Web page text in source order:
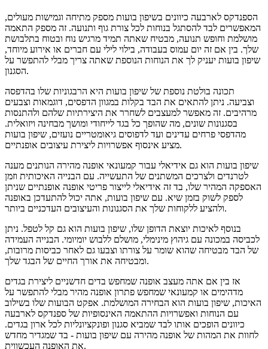
הספנדקס לארבעה כיוונים בשיפון בועות מספק מתיחה וגמישות מעולים,
המאפשרים לבד להסתגל בנוחות לכל צורת גוף ותנועה. זה מספק התאמה
מושלמת וחופש תנועה, מבטיח שאתה תמיד מרגיש נוח ובטוח בתלבושת
שלך. בין אם זה יום עמוס בעבודה, בילוי לילי עם חברים או אירוע מיוחד,
שיפון בועות יעניק לך את הנוחות הנוספת שאתה צריך מבלי להתפשר על
הסגנון.
תכונה בולטת נוספת של שיפון בועות היא הרבגוניות שלו בהדפסה
וצביעה. ניתן להתאים את הבד בקלות במגוון הדפסים, דוגמאות וצבעים
מרהיבים. זה מאפשר למעצבים לשחרר את היצירתיות שלהם ולהתנסות
בסגנונות שונים, מה שהופך כל בגד לייחודי ומושך מבחינה ויזואלית.
מהדפסי פרחים עדינים ועד לדפוסים גיאומטריים נועזים, שיפון בועות
מציע אינסוף אפשרויות ליצירת עיצובים אופנתיים.
שיפון בועות הוא גם אידיאלי עבור קמעונאי אופנה מהירה הנותנים מענה
לטרנדים ולצרכים המשתנים של התעשייה. עם הבנייה האיכותית וזמן
האספקה ​​המהיר שלו, בד זה אידיאלי לייצור פריטי אופנה אופנתיים שניתן
לספק לשוק בזמן שיא. עם שיפון בועות, אתה יכול להתעדכן באופנה
ולהציע ללקוחות שלך את הסגנונות והעיצובים העדכניים ביותר.
בנוסף לאיכות יוצאת הדופן שלו, שיפון בועות הוא גם קל לטפל. ניתן
לכביסה במכונה עם גיהוץ מינימלי, מושלם ללבוש יומיומי. הבנייה העמידה
של הבד מבטיחה שהוא שומר על צורתו וצבעו גם לאחר כביסות מרובות,
ומבטיחה את אורך החיים של הבגד שלך.
אז בין אם אתה מעצב אופנה שמחפש בדים חדשניים ליצירת בגדים
מדהימים או קמעונאי שמחפש פתרון אופנה מהיר מבלי להתפשר על
האיכות, שיפון בועות הוא הבחירה המושלמת. אפקט הבועות שלו בשילוב
עם הנוחות ואפשרויות ההתאמה האינסופיות של ספנדקס לארבעה
כיוונים הופכים אותו לבד שמביא סגנון ופונקציונליות לכל ארון בגדים.
לחוות את המהות של אופנה מהירה עם שיפון בועות - בד שמגדיר מחדש
את האופנה העכשווית.